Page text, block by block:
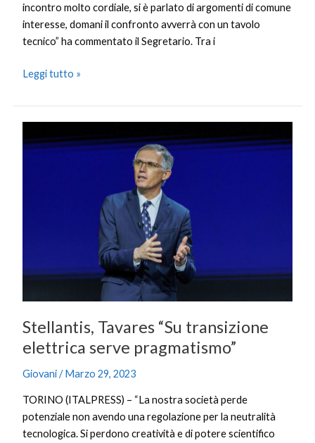
incontro molto cordiale, si è parlato di argomenti di comune
interesse, domani il confronto avverrà con un tavolo
tecnico” ha commentato il Segretario. Tra i
Leggi tutto »
Stellantis, Tavares “Su transizione
elettrica serve pragmatismo”
Giovani/Marzo 29, 2023
TORINO (ITALPRESS) – “La nostra società perde
potenziale non avendo una regolazione per la neutralità
tecnologica. Si perdono creatività e di potere scientifico
Tavares